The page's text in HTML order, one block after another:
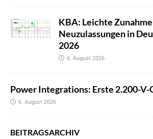
KBA: Leichte
Neuzulassungen in
2026
6. August 2026
Power Integrations: Erste 2.200-V-
6. August 2026
BEITRAGSARCHIV